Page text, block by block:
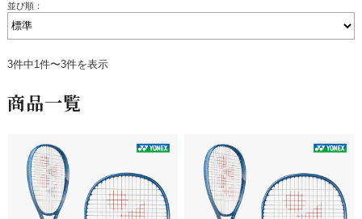
並び順：
3件中1件〜3件を表示
商品一覧